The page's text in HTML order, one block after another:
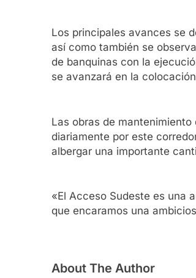
Los principales avances se
así como también se
de banquinas con la
se avanzará en la
Las obras de
diariamente por este
albergar una importante
«El Acceso Sudeste es una
que encaramos una
About The Author